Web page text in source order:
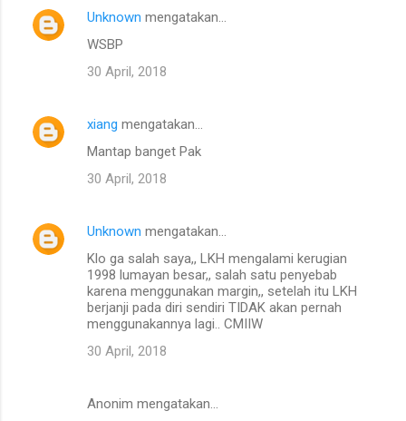
a
Unknown mengatakan…
WSBP
30 April, 2018
xiang mengatakan…
Mantap banget Pak
30 April, 2018
Unknown mengatakan…
Klo ga salah saya,, LKH mengalami kerugian
1998 lumayan besar,, salah satu penyebab
karena menggunakan margin,, setelah itu LKH
berjanji pada diri sendiri TIDAK akan pernah
menggunakannya lagi.. CMIIW
30 April, 2018
Anonim mengatakan…